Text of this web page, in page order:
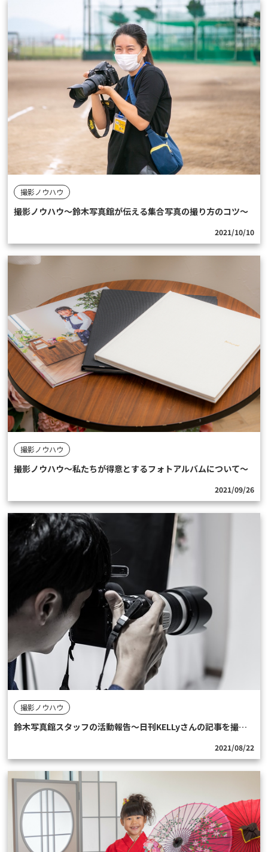
撮影ノウハウ
撮影ノウハウ〜鈴木写真館が伝える集合写真の撮り方のコツ〜
2021/10/10
撮影ノウハウ
撮影ノウハウ〜私たちが得意とするフォトアルバムについて〜
2021/09/26
撮影ノウハウ
鈴木写真館スタッフの活動報告〜日刊KELLyさんの記事を撮影しました〜
2021/08/22